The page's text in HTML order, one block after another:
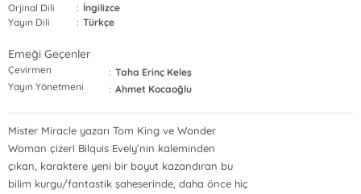
Orjinal Dili
: İngilizce
Yayın Dili
: Türkçe
Emeği Geçenler
Çevirmen : Taha Erinç Keleş
Yayın Yönetmeni
: Ahmet Kocaoğlu
Mister Miracle yazarı Tom King ve Wonder
Woman çizeri Bilquis Evely’nin kaleminden
çıkan, karaktere yeni bir boyut kazandıran bu
bilim kurgu/fantastik şaheserinde, daha önce hiç